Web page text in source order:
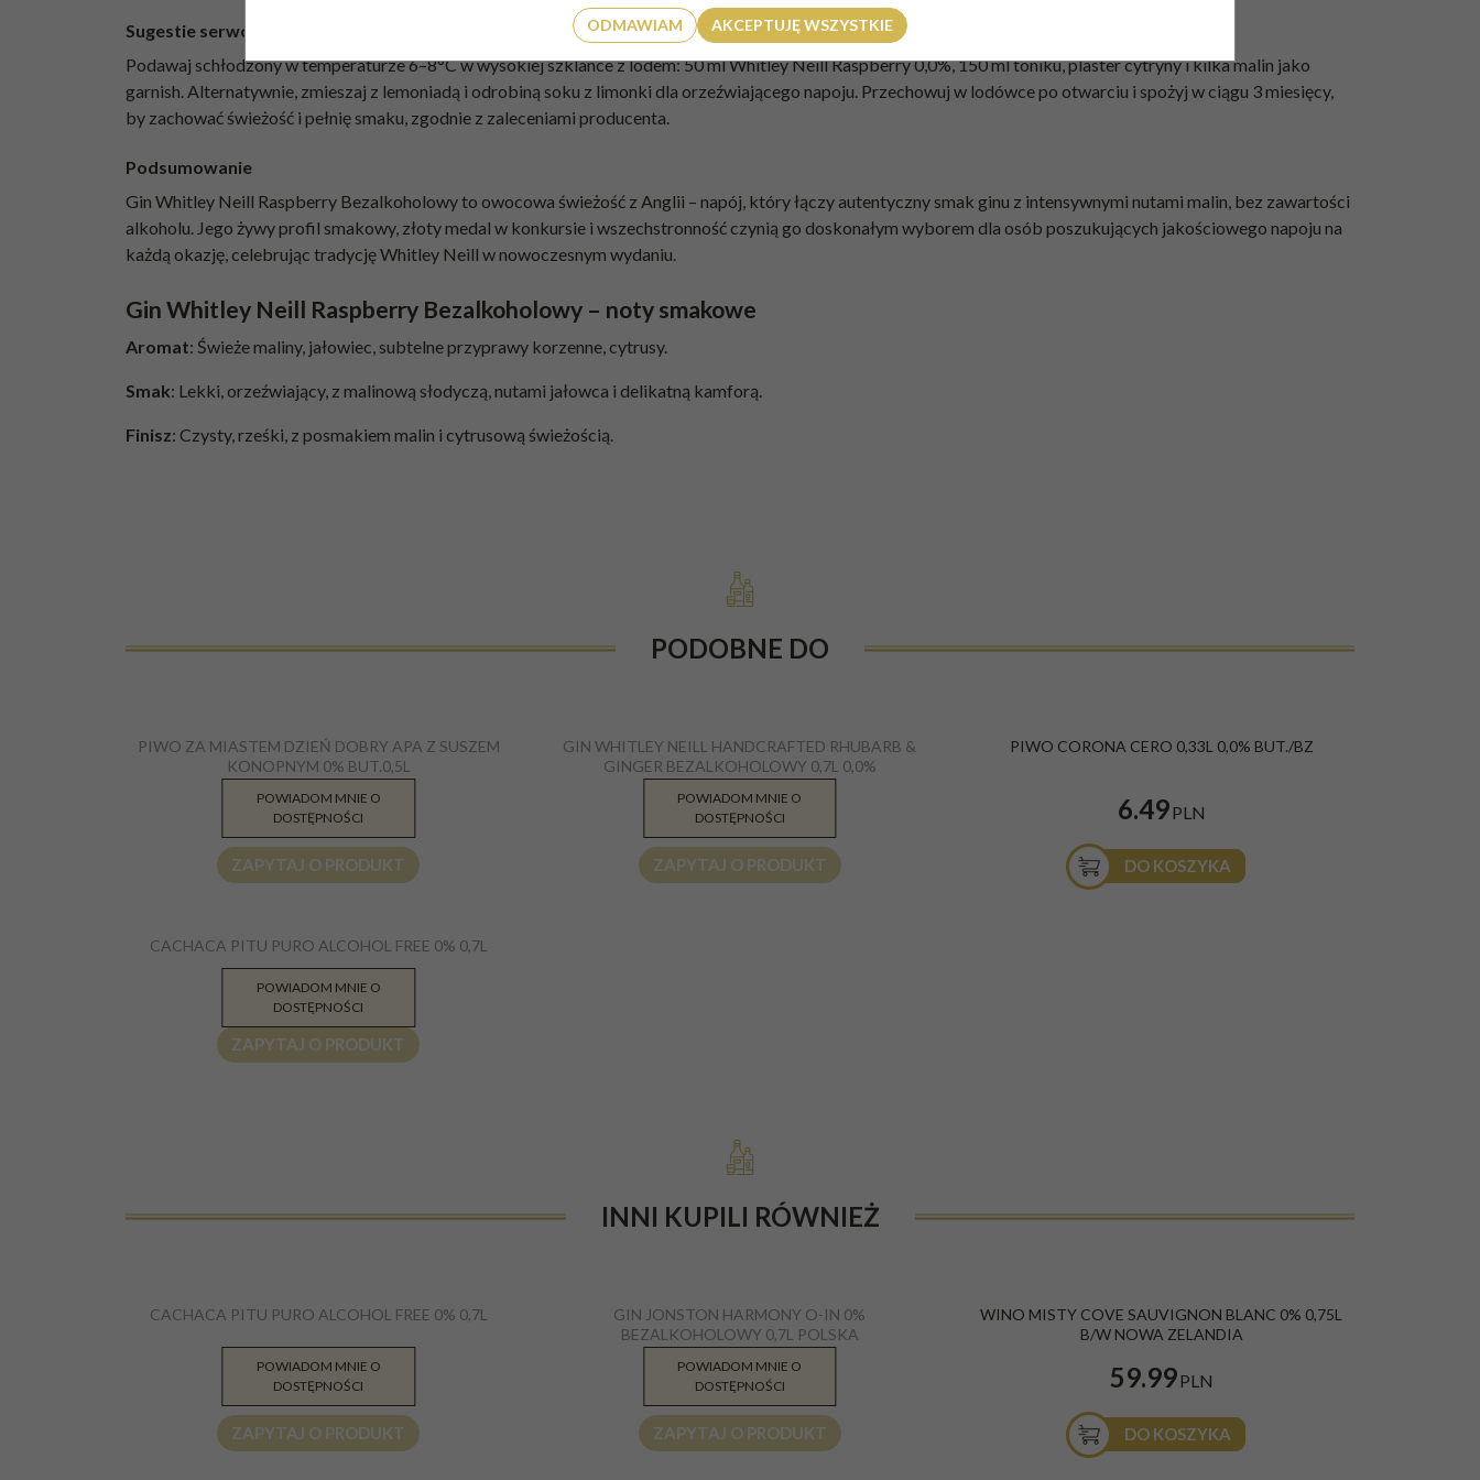
Sugestie serwowania
Podawaj schłodzony w temperaturze 6–8°C w wysokiej szklance z lodem: 50 ml Whitley Neill Raspberry 0,0%, 150 ml toniku, plaster cytryny i kilka malin jako
garnish. Alternatywnie, zmieszaj z lemoniadą i odrobiną soku z limonki dla orzeźwiającego napoju. Przechowuj w lodówce po otwarciu i spożyj w ciągu 3 miesięcy,
by zachować świeżość i pełnię smaku, zgodnie z zaleceniami producenta.
Podsumowanie
Gin Whitley Neill Raspberry Bezalkoholowy to owocowa świeżość z Anglii – napój, który łączy autentyczny smak ginu z intensywnymi nutami malin, bez zawartości
alkoholu. Jego żywy profil smakowy, złoty medal w konkursie i wszechstronność czynią go doskonałym wyborem dla osób poszukujących jakościowego napoju na
każdą okazję, celebrując tradycję Whitley Neill w nowoczesnym wydaniu.
Gin Whitley Neill Raspberry Bezalkoholowy – noty smakowe
Aromat: Świeże maliny, jałowiec, subtelne przyprawy korzenne, cytrusy.
Smak: Lekki, orzeźwiający, z malinową słodyczą, nutami jałowca i delikatną kamforą.
Finisz: Czysty, rześki, z posmakiem malin i cytrusową świeżością.
PODOBNE DO
PIWO ZA MIASTEM DZIEŃ DOBRY APA Z SUSZEM
KONOPNYM 0% BUT.0,5L
9.50PLN
ZAPYTAJ O PRODUKT
POWIADOM MNIE O
DOSTĘPNOŚCI
GIN WHITLEY NEILL HANDCRAFTED RHUBARB &
GINGER BEZALKOHOLOWY 0,7L 0,0%
99.00 PLN
ZAPYTAJ O PRODUKT
POWIADOM MNIE O
DOSTĘPNOŚCI
PIWO CORONA CERO 0,33L 0,0% BUT./BZ
6.49PLN
DO KOSZYKA
CACHACA PITU PURO ALCOHOL FREE 0% 0,7L
51.91 PLN
ZAPYTAJ O PRODUKT
POWIADOM MNIE O
DOSTĘPNOŚCI
INNI KUPILI RÓWNIEŻ
CACHACA PITU PURO ALCOHOL FREE 0% 0,7L
51.91 PLN
ZAPYTAJ O PRODUKT
POWIADOM MNIE O
DOSTĘPNOŚCI
GIN JONSTON HARMONY O-IN 0%
BEZALKOHOLOWY 0,7L POLSKA
104.89PLN
ZAPYTAJ O PRODUKT
POWIADOM MNIE O
DOSTĘPNOŚCI
WINO MISTY COVE SAUVIGNON BLANC 0% 0,75L
B/W NOWA ZELANDIA
59.99PLN
DO KOSZYKA
ODMAWIAM AKCEPTUJĘ WSZYSTKIE